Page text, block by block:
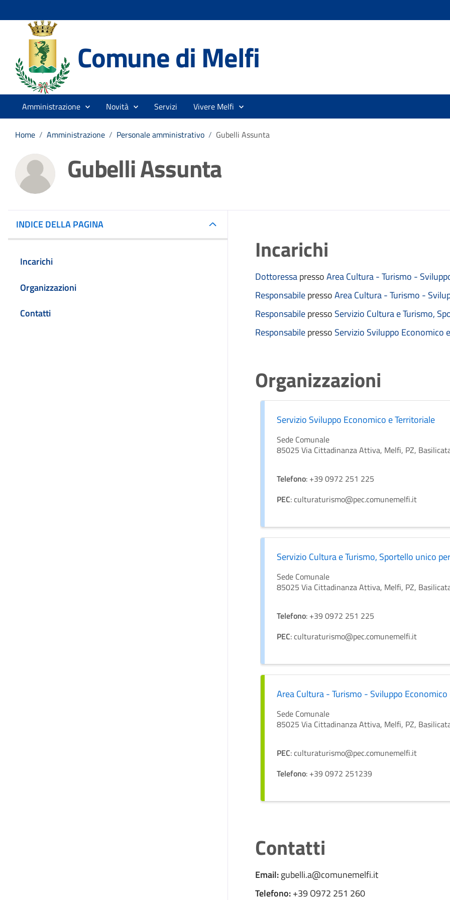
Comune di Melfi
Amministrazione Novità Servizi Vivere Melfi
Home / Amministrazione / Personale amministrativo / Gubelli Assunta
Gubelli Assunta
INDICE DELLA PAGINA
Incarichi
Organizzazioni
Contatti
Incarichi
DottoressapressoArea Cultura - Turismo -
ResponsabilepressoArea Cultura - Turismo -
Responsabilepresso Servizio Cultura e Turismo,
Responsabilepresso Servizio Sviluppo Economico
Organizzazioni
Servizio Sviluppo Economico e Territoriale
Sede Comunale
85025 Via Cittadinanza Attiva, Melfi, PZ,
Telefono: +39 0972 251 225
PEC: culturaturismo@pec.comunemelfi.it
Servizio Cultura e Turismo, Sportello unico
Sede Comunale
85025 Via Cittadinanza Attiva, Melfi, PZ,
Telefono: +39 0972 251 225
PEC: culturaturismo@pec.comunemelfi.it
Area Cultura - Turismo - Sviluppo
Sede Comunale
85025 Via Cittadinanza Attiva, Melfi, PZ,
PEC: culturaturismo@pec.comunemelfi.it
Telefono: +39 0972 251239
Contatti
Email:gubelli.a@comunemelfi.it
Telefono:+39 O972 251 260